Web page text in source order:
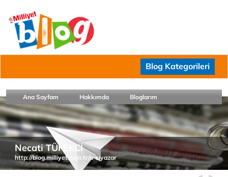
Blog Kategorileri
Ana Sayfam Hakkımda Bloglarım
Necati TÜFEKCİ
http://blog.milliyet.com.tr/a-siyazar